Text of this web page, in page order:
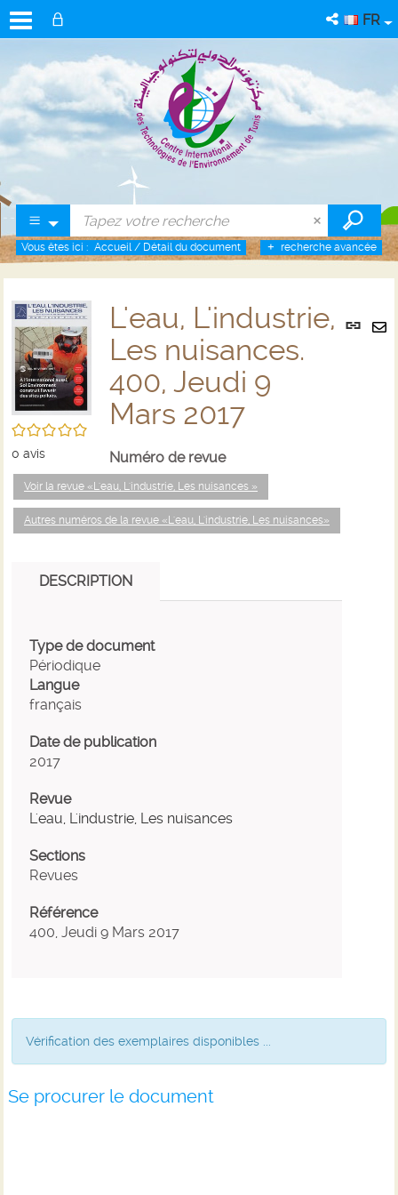
FR
recherche avancée
Vous êtes ici : Accueil / Détail du document
Lien
/5
0 avis
L'eau, L'industrie,
Les nuisances.
400, Jeudi 9
Mars 2017
Numéro de revue
Voir la revue «L'eau, L'industrie, Les nuisances »
Autres numéros de la revue «L'eau, L'industrie, Les nuisances»
DESCRIPTION
Type de document
Périodique
Langue
français
Date de publication
2017
Revue
L'eau, L'industrie, Les nuisances
Sections
Revues
Référence
400, Jeudi 9 Mars 2017
Vérification des exemplaires disponibles ...
Se procurer le document